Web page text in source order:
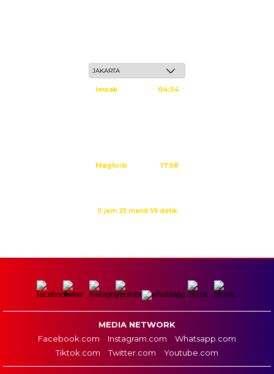
Imsak 04:34
Maghrib 17:58
0 jam 25 menit 59 detik
MEDIA NETWORK
Facebook.com
Instagram.com
Whatsapp.com
Tiktok.com
Twitter.com Youtube.com